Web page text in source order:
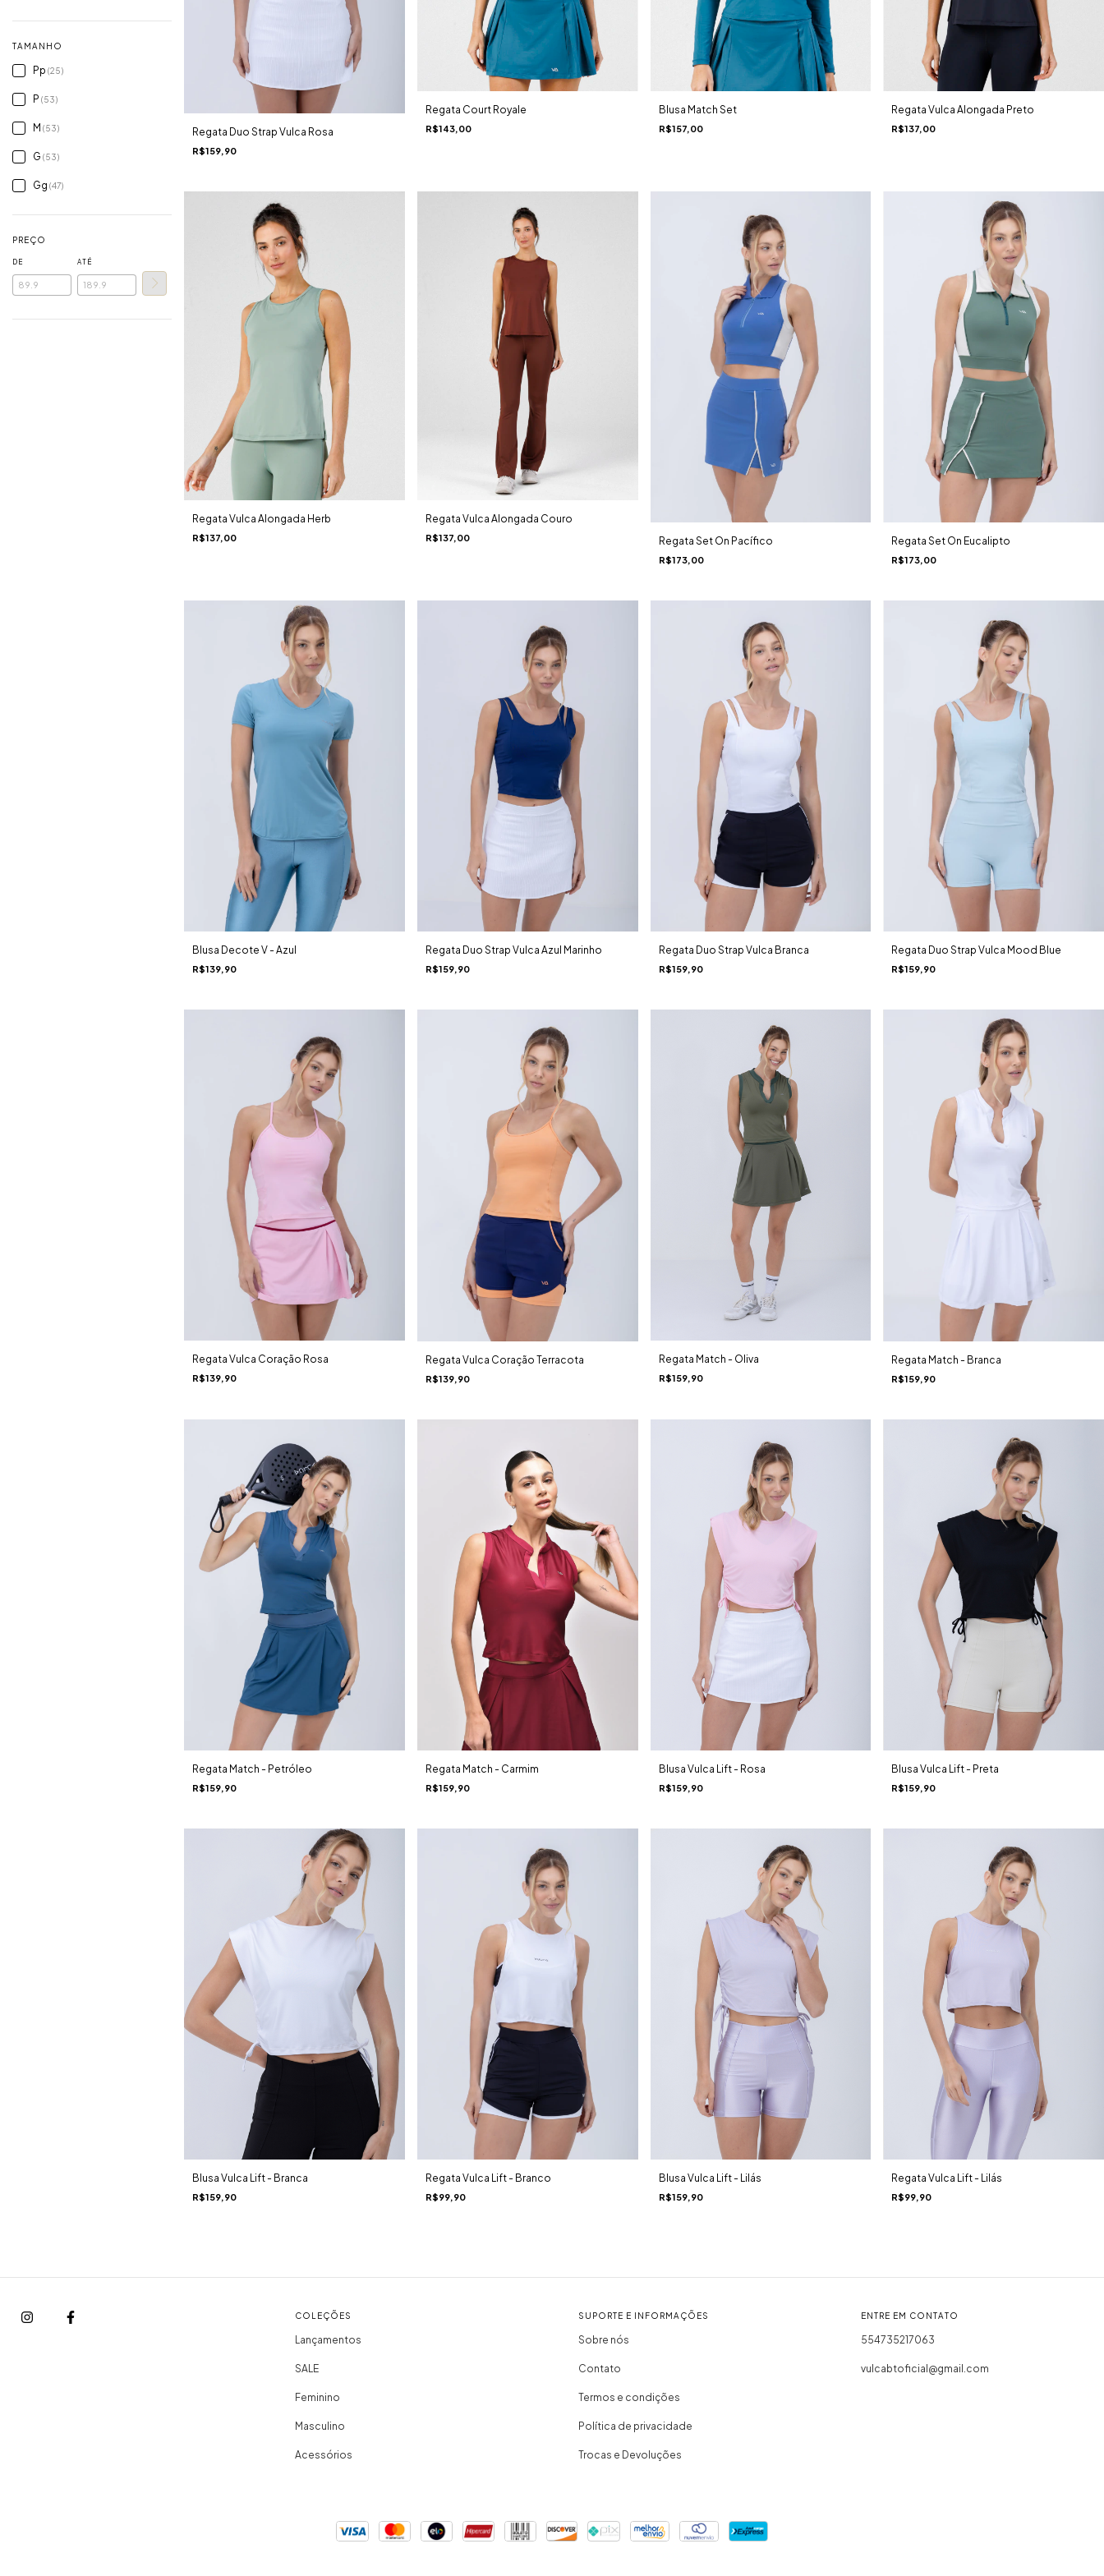
TAMANHO
Pp (25)
P (53)
M (53)
G (53)
Gg (47)
PREÇO
DE ATÉ
Regata Duo Strap Vulca Rosa
R$159,90
Regata Court Royale
R$143,00
Blusa Match Set
R$157,00
Regata Vulca Alongada Preto
R$137,00
Regata Vulca Alongada Herb
R$137,00
Regata Vulca Alongada Couro
R$137,00 Regata Set On Pacífico
R$173,00
Regata Set On Eucalipto
R$173,00
Blusa Decote V - Azul
R$139,90
Regata Duo Strap Vulca Azul Marinho
R$159,90
Regata Duo Strap Vulca Branca
R$159,90
Regata Duo Strap Vulca Mood Blue
R$159,90
Regata Vulca Coração Rosa
R$139,90
Regata Vulca Coração Terracota
R$139,90
Regata Match - Oliva
R$159,90
Regata Match - Branca
R$159,90
Regata Match - Petróleo
R$159,90
Regata Match - Carmim
R$159,90
Blusa Vulca Lift - Rosa
R$159,90
Blusa Vulca Lift - Preta
R$159,90
Blusa Vulca Lift - Branca
R$159,90
Regata Vulca Lift - Branco
R$99,90
Blusa Vulca Lift - Lilás
R$159,90
Regata Vulca Lift - Lilás
R$99,90
COLEÇÕES
Lançamentos
SALE
Feminino
Masculino
Acessórios
SUPORTE E INFORMAÇÕES
Sobre nós
Contato
Termos e condições
Política de privacidade
Trocas e Devoluções
ENTRE EM CONTATO
554735217063
vulcabtoficial@gmail.com